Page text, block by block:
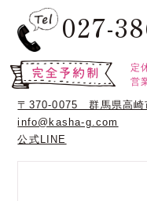
027-
定
営
〒370-0075 群馬県高崎
info@kasha-g.com
公式LINE